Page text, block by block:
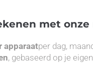
met onze
apparaatper dag,
, gebaseerd op je